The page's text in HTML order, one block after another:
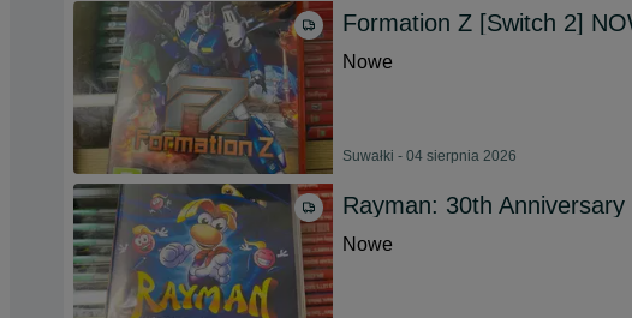
Formation Z [Switch 2]
Nowe
Suwałki - 04 sierpnia 2026
Rayman: 30th
Nowe